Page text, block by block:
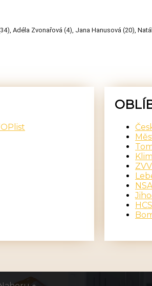
Adéla Zvonařová (4), Jana Hanusová (20),
NSA